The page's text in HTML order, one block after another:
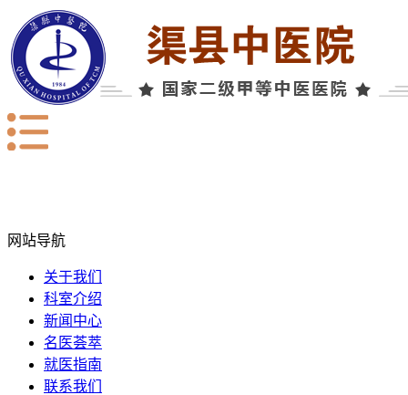
网站导航
关于我们
科室介绍
新闻中心
名医荟萃
就医指南
联系我们